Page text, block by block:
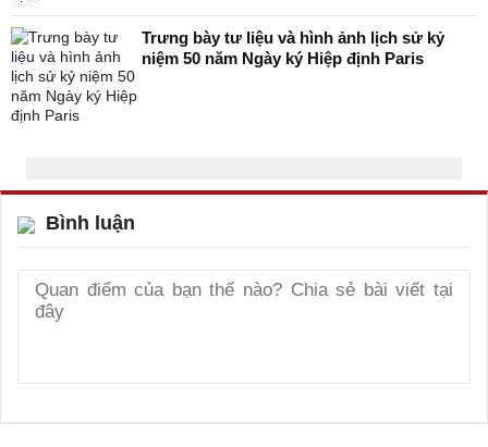
Trưng bày tư liệu và hình ảnh lịch sử kỷ
niệm 50 năm Ngày ký Hiệp định Paris
Bình luận